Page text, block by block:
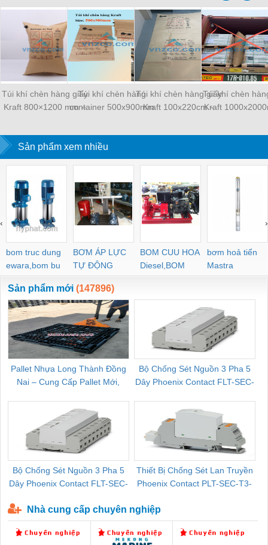
Túi khí chèn hàng giấy
Kraft 800×1200 mm –
Túi khí chèn hàng
container 500x900mm
Túi khí chèn hàng giấy
Kraft 100x220cm –
Túi khí chèn
Kraft
Sản phẩm xem nhiều
bom truc dung
ewara,bom bu
ewara
BƠM ÁP LỰC
TỰ ĐỘNG
BOM CUU HOA
Diesel,BOM
CHUA CHAY
bơm hoả tiển
Mastra
‹ ›
Sản phẩm mới (147896)
Pallet Nhựa Long Thành Đồng
Nai – Cung Cấp Pallet Mới,
Bộ Chống Sét Nguồn 3 Pha 5
Dây Phoenix Contact FLT-SEC-
Bộ Chống Sét Nguồn 3 Pha 5
Dây Phoenix Contact FLT-SEC-
Thiết Bị Chống Sét Lan Truyền
Phoenix Contact PLT-SEC-T3-
Nhà cung cấp chuyên nghiệp